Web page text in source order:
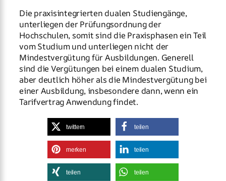
Die praxisintegrierten dualen Studiengänge,
unterliegen der Prüfungsordnung der
Hochschulen, somit sind die Praxisphasen ein Teil
vom Studium und unterliegen nicht der
Mindestvergütung für Ausbildungen. Generell
sind die Vergütungen bei einem dualen Studium,
aber deutlich höher als die Mindestvergütung bei
einer Ausbildung, insbesondere dann, wenn ein
Tarifvertrag Anwendung findet.
twittern teilen
merken teilen
teilen teilen